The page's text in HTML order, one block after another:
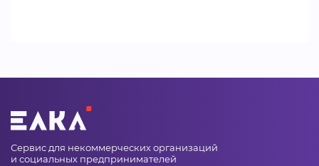
Сервис для некоммерческих организаций
и социальных предпринимателей